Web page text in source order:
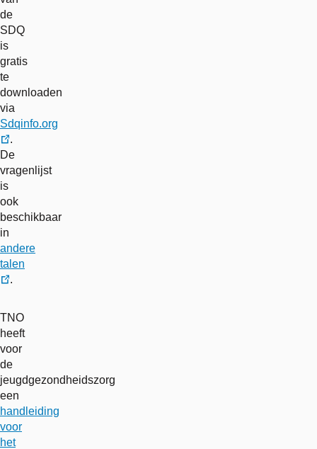
de
SDQ
is
gratis
te
downloaden
via
Sdqinfo.org
externe
link
.
De
vragenlijst
is
ook
beschikbaar
in
andere
talen
link
.
TNO
heeft
voor
de
jeugdgezondheidszorg
een
handleiding
voor
het